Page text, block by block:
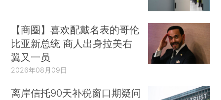
【商圈】喜欢配戴名表的哥伦
比亚新总统 商人出身拉美右
翼又一员
2026年08月09日
离岸信托90天补税窗口期疑问